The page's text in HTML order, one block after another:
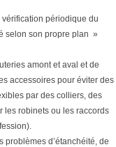
périodique du
selon son propre plan »
amont et aval et de
accessoires pour éviter des
par des colliers, des
les robinets ou les raccords
problèmes d’étanchéité, de